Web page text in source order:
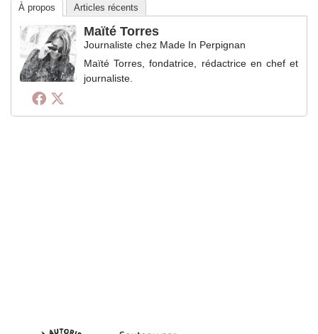
À propos Articles récents
Maïté Torres
Journaliste chez Made In Perpignan
Maïté Torres, fondatrice, rédactrice en chef et
journaliste.